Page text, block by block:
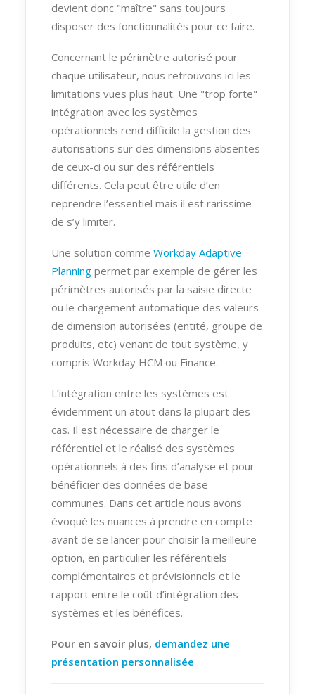
devient donc "maître" sans toujours
disposer des fonctionnalités pour ce faire.
Concernant le périmètre autorisé pour
chaque utilisateur, nous retrouvons ici les
limitations vues plus haut. Une "trop forte"
intégration avec les systèmes
opérationnels rend difficile la gestion des
autorisations sur des dimensions absentes
de ceux-ci ou sur des référentiels
différents. Cela peut être utile d’en
reprendre l’essentiel mais il est rarissime
de s’y limiter.
Une solution comme Workday Adaptive
Planning permet par exemple de gérer les
périmètres autorisés par la saisie directe
ou le chargement automatique des valeurs
de dimension autorisées (entité, groupe de
produits, etc) venant de tout système, y
compris Workday HCM ou Finance.
L’intégration entre les systèmes est
évidemment un atout dans la plupart des
cas. Il est nécessaire de charger le
référentiel et le réalisé des systèmes
opérationnels à des fins d’analyse et pour
bénéficier des données de base
communes. Dans cet article nous avons
évoqué les nuances à prendre en compte
avant de se lancer pour choisir la meilleure
option, en particulier les référentiels
complémentaires et prévisionnels et le
rapport entre le coût d’intégration des
systèmes et les bénéfices.
Pour en savoir plus, demandez une
présentation personnalisée